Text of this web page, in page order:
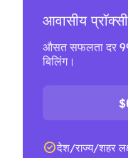
आवासीय प्रॉक्सी
औसत सफलता दर
बिलिंग।
$
देश/राज्य/शहर